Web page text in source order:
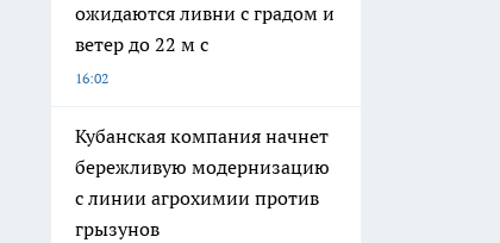
ожидаются ливни с градом и
ветер до 22 м с
16:02
Кубанская компания начнет
бережливую модернизацию
с линии агрохимии против
грызунов